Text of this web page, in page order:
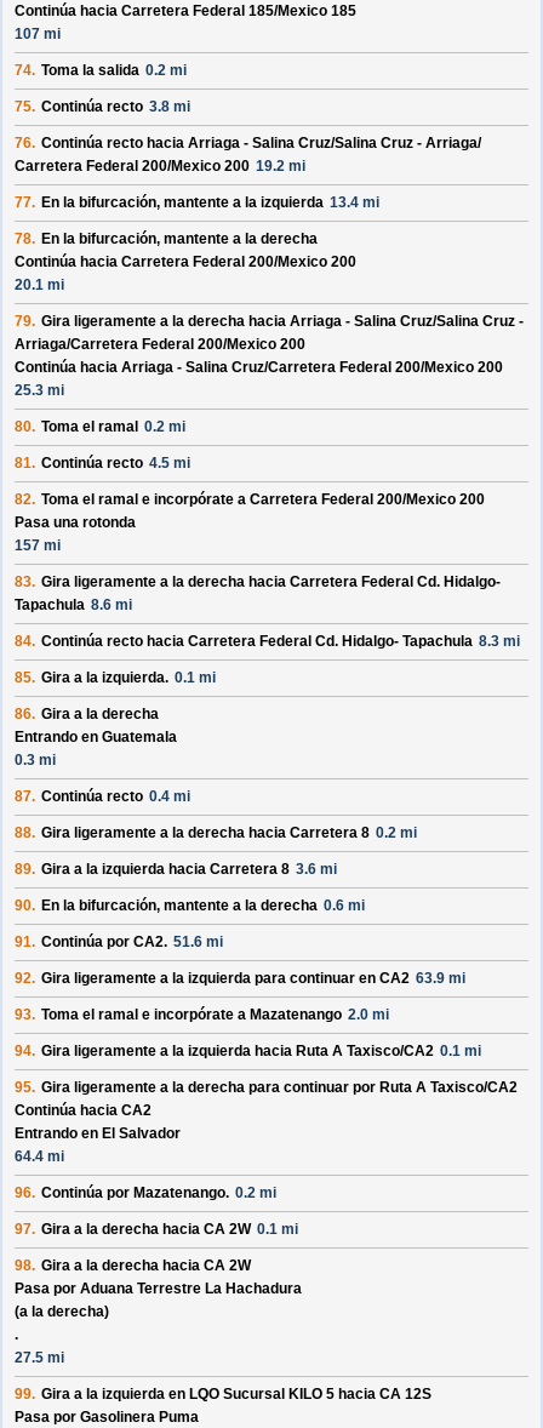
Continúa hacia Carretera Federal 185/Mexico 185
107 mi
74. Toma la salida 0.2 mi
75. Continúa recto 3.8 mi
76. Continúa recto hacia Arriaga - Salina Cruz/Salina Cruz - Arriaga/
Carretera Federal 200/Mexico 200 19.2 mi
77. En la bifurcación, mantente a la izquierda 13.4 mi
78. En la bifurcación, mantente a la derecha
Continúa hacia Carretera Federal 200/Mexico 200
20.1 mi
79. Gira ligeramente a la derecha hacia Arriaga - Salina Cruz/Salina Cruz -
Arriaga/Carretera Federal 200/Mexico 200
Continúa hacia Arriaga - Salina Cruz/Carretera Federal 200/Mexico 200
25.3 mi
80. Toma el ramal 0.2 mi
81. Continúa recto 4.5 mi
82. Toma el ramal e incorpórate a Carretera Federal 200/Mexico 200
Pasa una rotonda
157 mi
83. Gira ligeramente a la derecha hacia Carretera Federal Cd. Hidalgo-
Tapachula 8.6 mi
84. Continúa recto hacia Carretera Federal Cd. Hidalgo- Tapachula 8.3 mi
85. Gira a la izquierda. 0.1 mi
86. Gira a la derecha
Entrando en Guatemala
0.3 mi
87. Continúa recto 0.4 mi
88. Gira ligeramente a la derecha hacia Carretera 8 0.2 mi
89. Gira a la izquierda hacia Carretera 8 3.6 mi
90. En la bifurcación, mantente a la derecha 0.6 mi
91. Continúa por CA2. 51.6 mi
92. Gira ligeramente a la izquierda para continuar en CA2 63.9 mi
93. Toma el ramal e incorpórate a Mazatenango 2.0 mi
94. Gira ligeramente a la izquierda hacia Ruta A Taxisco/CA2 0.1 mi
95. Gira ligeramente a la derecha para continuar por Ruta A Taxisco/CA2
Continúa hacia CA2
Entrando en El Salvador
64.4 mi
96. Continúa por Mazatenango. 0.2 mi
97. Gira a la derecha hacia CA 2W 0.1 mi
98. Gira a la derecha hacia CA 2W
Pasa por Aduana Terrestre La Hachadura
(a la derecha)
.
27.5 mi
99. Gira a la izquierda en LQO Sucursal KILO 5 hacia CA 12S
Pasa por Gasolinera Puma